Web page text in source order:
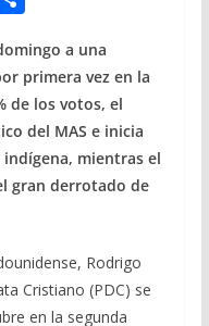
m o
m
p
ar
ti
r
a una
primera vez en la
de los votos, el
del MAS e inicia
mientras el
gran derrotado de
Rodrigo
Cristiano (PDC) se
en la segunda